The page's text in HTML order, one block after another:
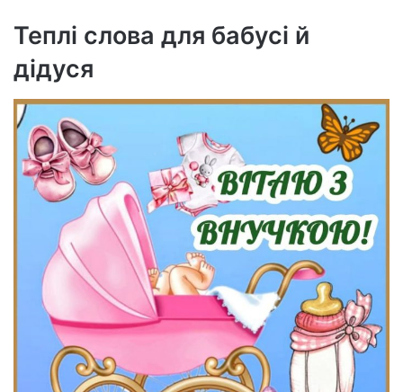
Теплі слова для бабусі й
дідуся